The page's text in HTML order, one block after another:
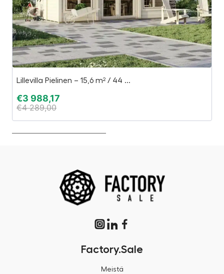
Lillevilla Pielinen – 15,6 m² / 44 ...
€3 988,17
€4 289,00
Factory.Sale
Meistä